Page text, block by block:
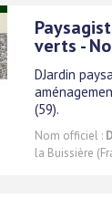
verts -
DJardin
(59).
Nom officiel :
la Buissière